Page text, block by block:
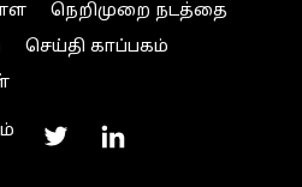
நெறிமுறை நடத்தை
செய்தி காப்பகம்